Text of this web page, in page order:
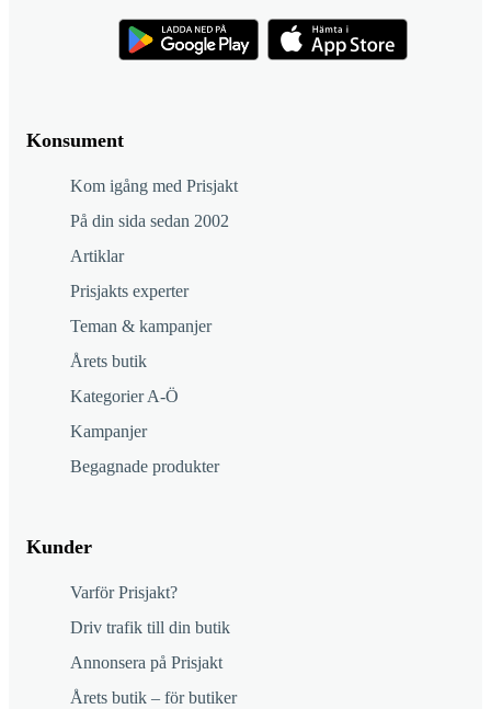
Konsument
Kom igång med Prisjakt
På din sida sedan 2002
Artiklar
Prisjakts experter
Teman & kampanjer
Årets butik
Kategorier A-Ö
Kampanjer
Begagnade produkter
Kunder
Varför Prisjakt?
Driv trafik till din butik
Annonsera på Prisjakt
Årets butik – för butiker